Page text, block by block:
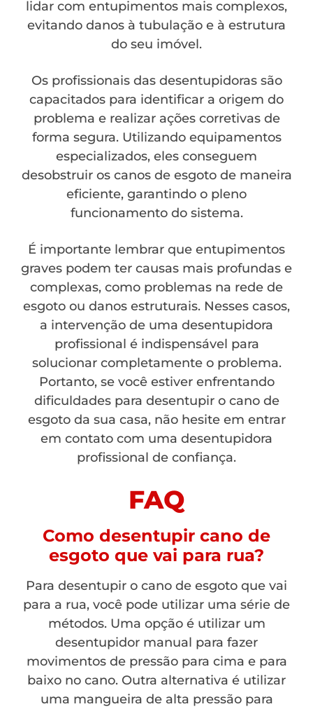
lidar com entupimentos mais complexos,
evitando danos à tubulação e à estrutura
do seu imóvel.
Os profissionais das desentupidoras são
capacitados para identificar a origem do
problema e realizar ações corretivas de
forma segura. Utilizando equipamentos
especializados, eles conseguem
desobstruir os canos de esgoto de maneira
eficiente, garantindo o pleno
funcionamento do sistema.
É importante lembrar que entupimentos
graves podem ter causas mais profundas e
complexas, como problemas na rede de
esgoto ou danos estruturais. Nesses casos,
a intervenção de uma desentupidora
profissional é indispensável para
solucionar completamente o problema.
Portanto, se você estiver enfrentando
dificuldades para desentupir o cano de
esgoto da sua casa, não hesite em entrar
em contato com uma desentupidora
profissional de confiança.
FAQ
Como desentupir cano de
esgoto que vai para rua?
Para desentupir o cano de esgoto que vai
para a rua, você pode utilizar uma série de
métodos. Uma opção é utilizar um
desentupidor manual para fazer
movimentos de pressão para cima e para
baixo no cano. Outra alternativa é utilizar
uma mangueira de alta pressão para